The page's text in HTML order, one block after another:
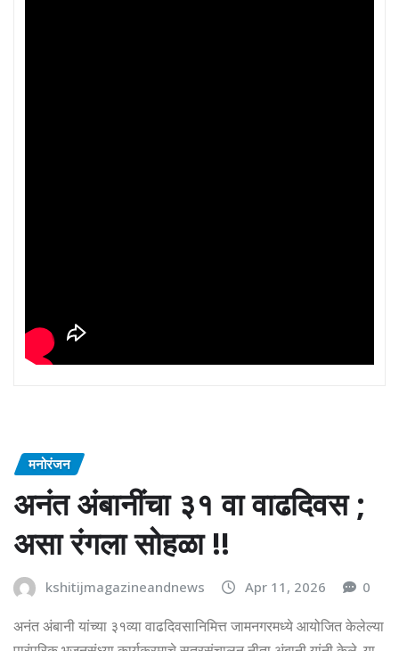
मनोरंजन
अनंत अंबानींचा ३१ वा वाढदिवस ;
असा रंगला सोहळा !!
kshitijmagazineandnews Apr 11, 2026 0
अनंत अंबानी यांच्या ३१व्या वाढदिवसानिमित्त जामनगरमध्ये आयोजित केलेल्या